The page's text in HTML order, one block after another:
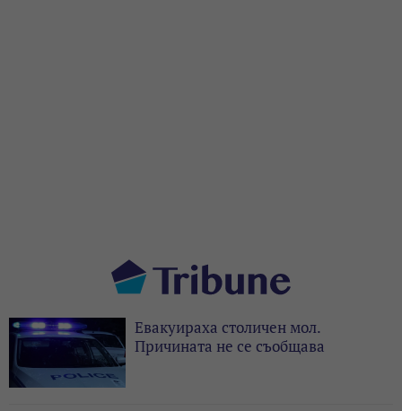
Евакуираха столичен мол.
Причината не се съобщава